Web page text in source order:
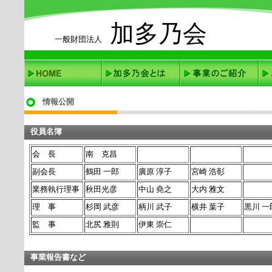
一般財団法人 加多乃会
情報公開
役員名簿
会 長
南 克昌
副会長
鶴田 一郎 廣原 淳子 宮崎 浩彰
業務執行理事
秋田光彦 中山 堯之 大内 雅文
理 事
杉岡 武彦 柄川 武子 横井 葉子 黒川 一
監 事
北尻 雅則 伊東 崇仁
事業報告書など